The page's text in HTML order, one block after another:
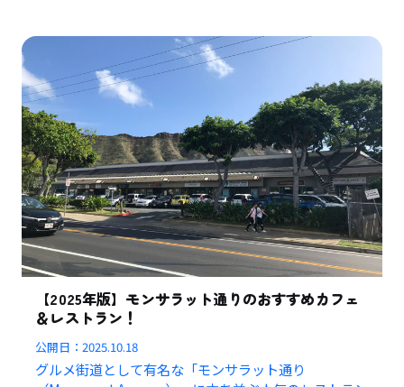
【2025年版】モンサラット通りのおすすめカフェ
＆レストラン！
公開日：2025.10.18
グルメ街道として有名な「モンサラット通り